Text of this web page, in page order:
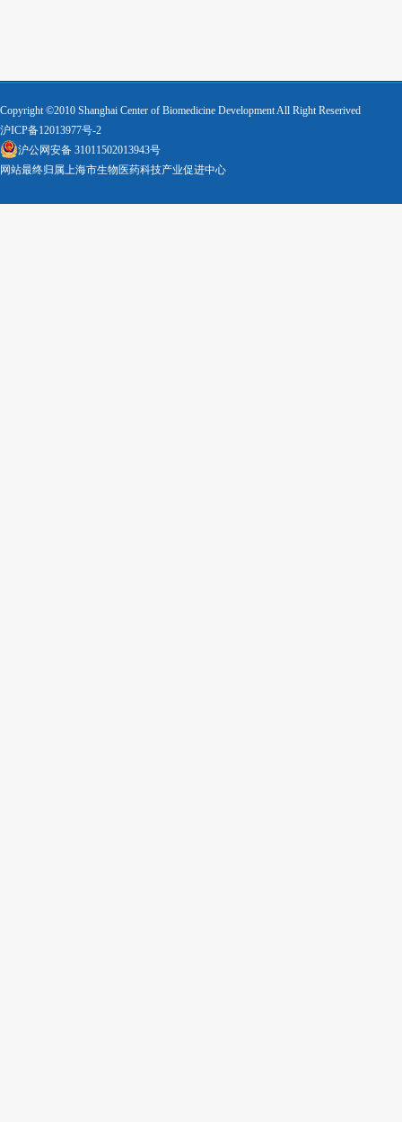
Copyright ©2010 Shanghai Center of Biomedicine Development All Right Reserived
沪ICP备12013977号-2
沪公网安备 31011502013943号
网站最终归属上海市生物医药科技产业促进中心